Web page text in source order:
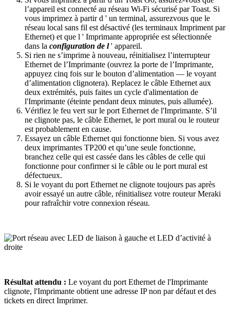
l’appareil est connecté au réseau Wi-Fi sécurisé par Toast. Si
vous imprimez à partir d ' un terminal, assurezvous que le
réseau local sans fil est désactivé (les terminaux Impriment par
Ethernet) et que l ' Imprimante appropriée est sélectionnée
dans la configuration de l' appareil.
Si rien ne s’imprime à nouveau, réinitialisez l’interrupteur
Ethernet de l’Imprimante (ouvrez la porte de l’Imprimante,
appuyez cinq fois sur le bouton d’alimentation — le voyant
d’alimentation clignotera). Replacez le câble Ethernet aux
deux extrémités, puis faites un cycle d'alimentation de
l'Imprimante (éteinte pendant deux minutes, puis allumée).
Vérifiez le feu vert sur le port Ethernet de l'Imprimante. S’il
ne clignote pas, le câble Ethernet, le port mural ou le routeur
est probablement en cause.
Essayez un câble Ethernet qui fonctionne bien. Si vous avez
deux imprimantes TP200 et qu’une seule fonctionne,
branchez celle qui est cassée dans les câbles de celle qui
fonctionne pour confirmer si le câble ou le port mural est
défectueux.
Si le voyant du port Ethernet ne clignote toujours pas après
avoir essayé un autre câble, réinitialisez votre routeur Meraki
pour rafraîchir votre connexion réseau.
Résultat attendu : Le voyant du port Ethernet de l'Imprimante
clignote, l'Imprimante obtient une adresse IP non par défaut et des
tickets en direct Imprimer.